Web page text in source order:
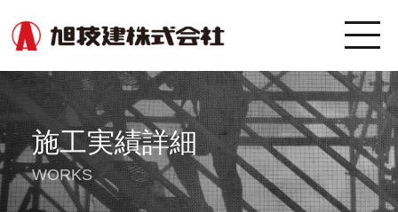
施工実績詳細
WORKS